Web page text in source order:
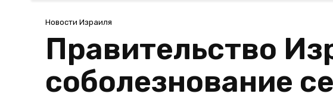
Новости Израиля
Правительство
соболезнование